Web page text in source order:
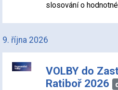
slosování o
9. října 2026
VOLBY do
Ratiboř 2026